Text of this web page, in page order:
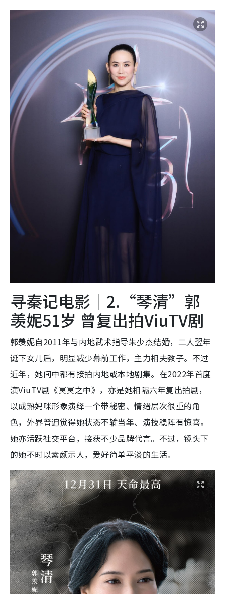
寻秦记电影｜2.“琴清”郭
羡妮51岁 曾复出拍ViuTV剧
郭羡妮自2011年与内地武术指导朱少杰结婚，二人翌年
诞下女儿后，明显减少幕前工作，主力相夫教子。不过
近年，她间中都有接拍内地或本地剧集。在2022年首度
演ViuTV剧《冥冥之中》，亦是她相隔六年复出拍剧，
以成熟妈咪形象演绎一个带秘密、情绪层次很重的角
色，外界普遍觉得她状态不输当年、演技稳阵有惊喜。
她亦活跃社交平台，接获不少品牌代言。不过，镜头下
的她不时以素颜示人，爱好简单平淡的生活。